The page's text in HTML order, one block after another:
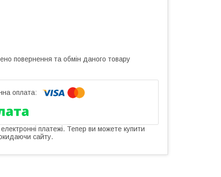
повернення та обмін даного товару
електронні платежі. Тепер ви можете купити
сайту.